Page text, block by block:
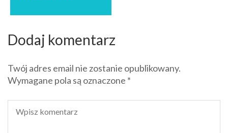
Dodaj komentarz
Twój adres email nie zostanie opublikowany.
Wymagane pola są oznaczone *